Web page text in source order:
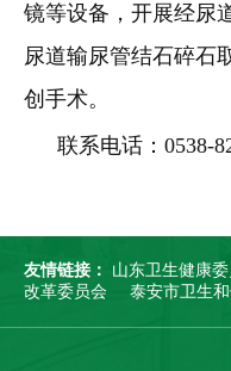
镜等设备，开展经尿
尿道输尿管结石碎石
创手术。
联系电话：0538-
友情链接： 山东卫生健康
改革委员会
泰安市卫生